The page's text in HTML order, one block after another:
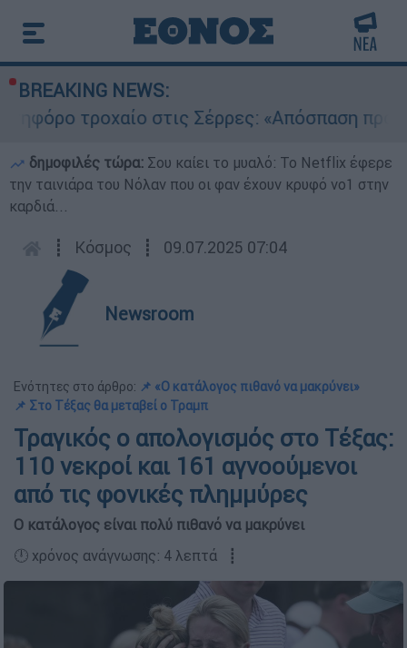
BREAKING NEWS:
τροχαίο στις Σέρρες: «Απόσπαση
δημοφιλές τώρα: Σου καίει το μυαλό: Το Netflix έφερε
την ταινιάρα του Νόλαν που οι φαν έχουν κρυφό νο1 στην
καρδιά...
┋ Κόσμος ┋ 09.07.2025 07:04
Newsroom
Ενότητες στο άρθρο: 📌 «Ο κατάλογος πιθανό να μακρύνει»
📌 Στο Τέξας θα μεταβεί ο Τραμπ
Τραγικός ο απολογισμός στο Τέξας:
110 νεκροί και 161 αγνοούμενοι
από τις φονικές πλημμύρες
Ο κατάλογος είναι πολύ πιθανό να μακρύνει
🕛 χρόνος ανάγνωσης: 4 λεπτά ┋